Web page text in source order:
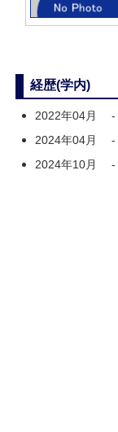
経歴(学内)
2022年04月 -
2024年04月
-
2024年10月
-